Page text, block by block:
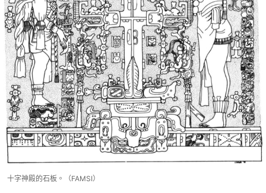
十字神殿的石板。（FAMSI）